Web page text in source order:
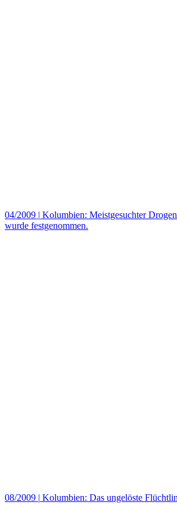
04/2009 | Kolumbien: Meistgesuchter
wurde festgenommen.
08/2009 | Kolumbien: Das ungelöste